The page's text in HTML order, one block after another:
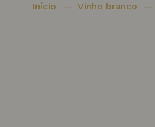
Início — Vinho branco —